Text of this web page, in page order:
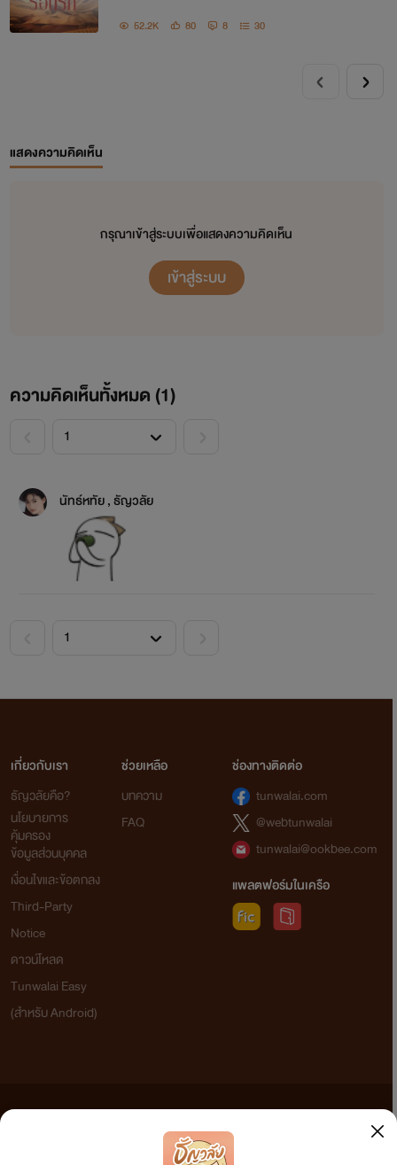
52.2K 80 8 30
แสดงความคิดเห็น
กรุณาเข้าสู่ระบบเพื่อแสดงความคิดเห็น
เข้าสู่ระบบ
ความคิดเห็นทั้งหมด (1)
นัทธ์หทัย , ธัญวลัย
เกี่ยวกับเรา
ธัญวลัยคือ?
นโยบายการ
คุ้มครอง
ข้อมูลส่วนบุคคล
เงื่อนไขและข้อตกลง
Third-Party
Notice
ดาวน์โหลด
Tunwalai Easy
(สำหรับ Android)
ช่วยเหลือ
บทความ
FAQ
ช่องทางติดต่อ
tunwalai.com
@webtunwalai
tunwalai@ookbee.com
แพลตฟอร์มในเครือ
เว็บไซต์แห่งนี้ไม่ได้เห็นด้วยและไม่ขอรับผิดชอบต่อข้อความใดๆ ทั้งสิ้น ดังนั้นผู้อ่านทุกท่านโปรดใช้
วิจารณญาณในการกลั่นกรองด้วยตนเอง และหากท่านพบข้อความใดๆ ที่ขัดต่อกฎหมายและศีลธรรม